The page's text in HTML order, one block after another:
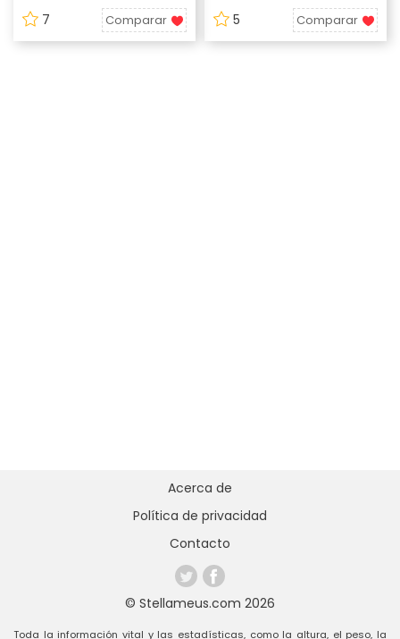
7 Comparar 5 Comparar
© Stellameus.com 2026
Acerca de
Política de privacidad
Contacto
Toda la información vital y las estadísticas, como la altura, el peso, la